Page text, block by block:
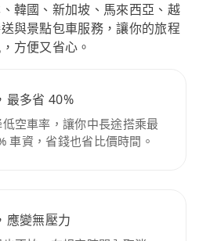
韓國、新加坡、馬來西亞、越
與景點包車服務，讓你的旅程
方便又省心。
最多省 40%
空車率，讓你中長途搭乘最
車資，省錢也省比價時間。
應變無壓力